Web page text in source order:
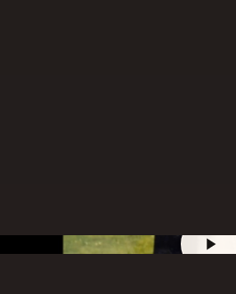
Lire